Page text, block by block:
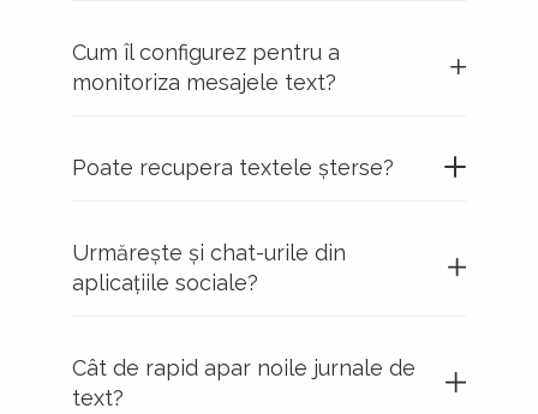
Cum îl configurez pentru a
monitoriza mesajele text?
Poate recupera textele șterse?
Urmărește și chat-urile din
aplicațiile sociale?
Cât de rapid apar noile jurnale de
text?